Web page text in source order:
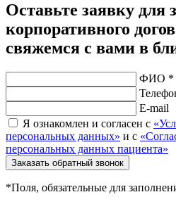
Оставьте заявку для
корпоративного
свяжемся с вами в
ФИО *
E-mail
Я ознакомлен и согласен с
персональных данных» и с
персональных данных пациента»
Заказать обратный звонок
*Поля, обязательные для